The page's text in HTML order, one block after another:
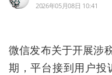
2026年05月08日 10:41
微信发布关于开展涉
期，平台接到用户投